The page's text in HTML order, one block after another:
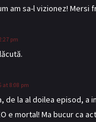
am sa-l vizionez! Mersi
pm
at 8:08 pm
de la al doilea episod, a
e mortal! Ma bucur ca